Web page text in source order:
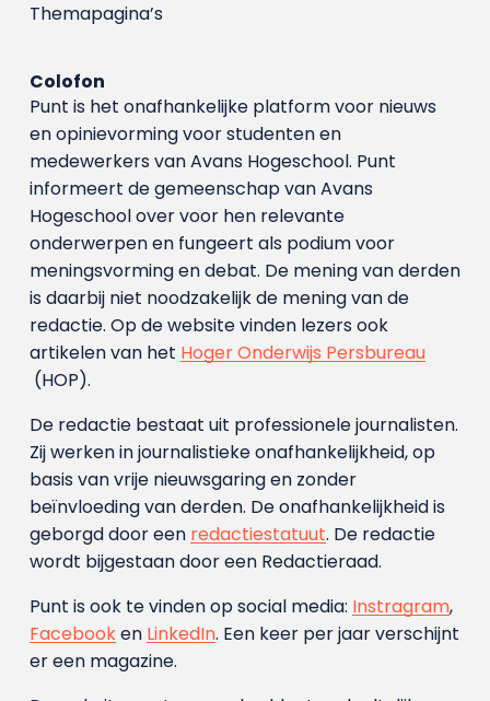
Themapagina’s
Colofon
Punt is het onafhankelijke platform voor nieuws
en opinievorming voor studenten en
medewerkers van Avans Hoge­school. Punt
informeert de gemeenschap van Avans
Hogeschool over voor hen relevante
onderwerpen en fungeert als podium voor
meningsvorming en debat. De mening van derden
is daarbij niet noodzakelijk de mening van de
redactie. Op de website vinden lezers ook
artikelen van het Hoger Onderwijs Persbureau
(HOP).
De redactie bestaat uit professionele journalisten.
Zij werken in journalistieke onafhankelijkheid, op
basis van vrije nieuwsgaring en zonder
beïnvloeding van derden. De onafhankelijkheid is
geborgd door een redactiestatuut. De redactie
wordt bijgestaan door een Redactieraad.
Punt is ook te vinden op social media: Instragram,
Facebooken LinkedIn. Een keer per jaar verschijnt
er een magazine.